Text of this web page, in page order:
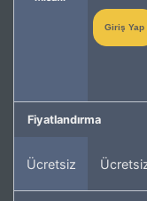
Giriş Yap
Fiyatlandırma
Ücretsiz